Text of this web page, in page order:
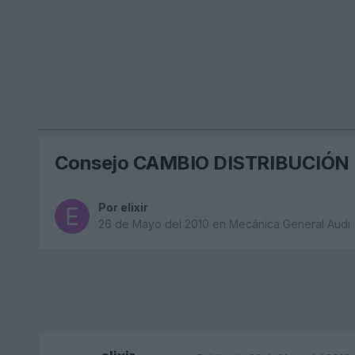
Consejo CAMBIO DISTRIBUCIÓN
Por elixir
26 de Mayo del 2010 en Mecánica General Audi